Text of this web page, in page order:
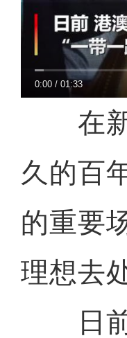
0:00 /01:33
在新
久的百
的重要
理想去
日前